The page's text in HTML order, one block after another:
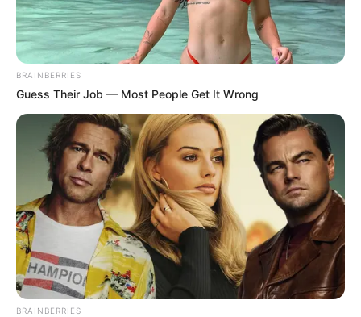
BRAINBERRIES
Guess Their Job — Most People Get It Wrong
BRAINBERRIES